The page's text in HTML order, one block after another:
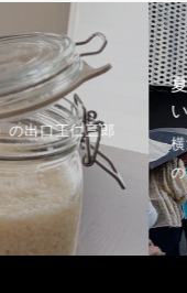
夏至のカノン瞑想
い」という感覚